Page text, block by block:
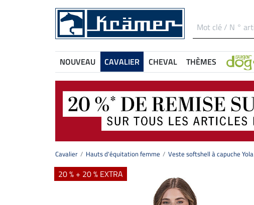
NOUVEAU CAVALIER CHEVAL THÈMES
Cavalier Hauts d'équitation femme Veste softshell à capuche Yola
20 % + 20 % EXTRA